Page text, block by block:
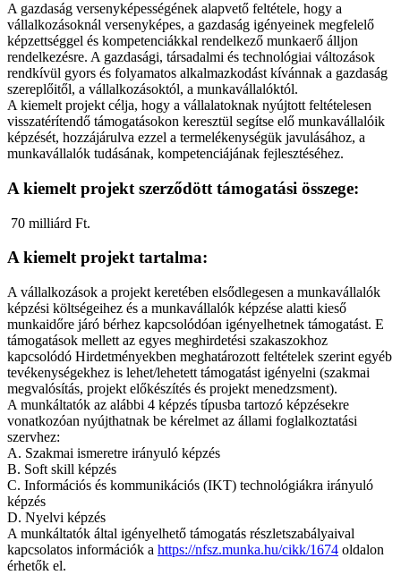
A gazdaság versenyképességének alapvető feltétele, hogy a
vállalkozásoknál versenyképes, a gazdaság igényeinek megfelelő
képzettséggel és kompetenciákkal rendelkező munkaerő álljon
rendelkezésre. A gazdasági, társadalmi és technológiai változások
rendkívül gyors és folyamatos alkalmazkodást kívánnak a gazdaság
szereplőitől, a vállalkozásoktól, a munkavállalóktól.
A kiemelt projekt célja, hogy a vállalatoknak nyújtott feltételesen
visszatérítendő támogatásokon keresztül segítse elő munkavállalóik
képzését, hozzájárulva ezzel a termelékenységük javulásához, a
munkavállalók tudásának, kompetenciájának fejlesztéséhez.
A kiemelt projekt szerződött támogatási összege:
70 milliárd Ft.
A kiemelt projekt tartalma:
A vállalkozások a projekt keretében elsődlegesen a munkavállalók
képzési költségeihez és a munkavállalók képzése alatti kieső
munkaidőre járó bérhez kapcsolódóan igényelhetnek támogatást. E
támogatások mellett az egyes meghirdetési szakaszokhoz
kapcsolódó Hirdetményekben meghatározott feltételek szerint egyéb
tevékenységekhez is lehet/lehetett támogatást igényelni (szakmai
megvalósítás, projekt előkészítés és projekt menedzsment).
A munkáltatók az alábbi 4 képzés típusba tartozó képzésekre
vonatkozóan nyújthatnak be kérelmet az állami foglalkoztatási
szervhez:
A. Szakmai ismeretre irányuló képzés
B. Soft skill képzés
C. Információs és kommunikációs (IKT) technológiákra irányuló
képzés
D. Nyelvi képzés
A munkáltatók által igényelhető támogatás részletszabályaival
kapcsolatos információk a https://nfsz.munka.hu/cikk/1674 oldalon
érhetők el.